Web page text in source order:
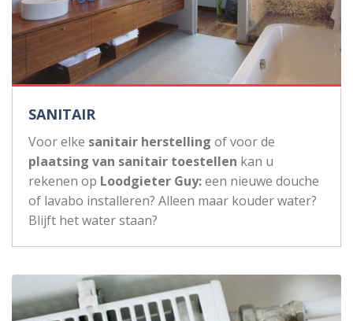
SANITAIR
Voor elke sanitair herstelling of voor de
plaatsing van sanitair toestellen kan u
rekenen op Loodgieter Guy:een nieuwe douche
of lavabo installeren? Alleen maar kouder water?
Blijft het water staan?